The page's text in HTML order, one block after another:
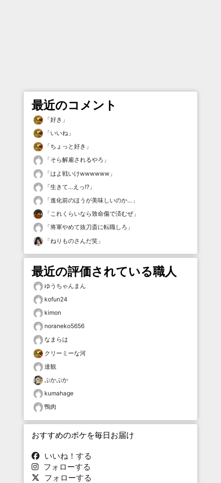
最近のコメント
「好き 」
「いいね 」
「ちょっと好き 」
「そら解雇されるやろ 」
「はよ戦いけwwwwww 」
「生きて…えっ!? 」
「進化前のほうが美味しいのか… 」
「これくらいなら致命傷で済むぜ」
「将軍やめて抜刀斎に転職しろ 」
「ねりものさんだ笑 」
最近の評価されている職人
ゆうちゃんまん
kofun24
kimon
noraneko5656
なまらは
クリーミーな河
達観
ぷかぷか
kumahage
鴨肉
おすすめのボケを毎日お届け
いいね！する
フォローする
フォローする